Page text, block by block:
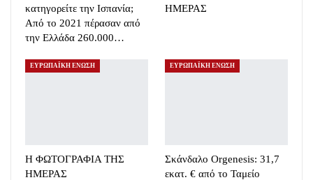
κατηγορείτε την Ισπανία;
Από το 2021 πέρασαν από
την Ελλάδα 260.000…
ΗΜΕΡΑΣ
ΕΥΡΩΠΑΪΚΗ ΕΝΩΣΗ
Η ΦΩΤΟΓΡΑΦΙΑ ΤΗΣ
ΗΜΕΡΑΣ
ΕΥΡΩΠΑΪΚΗ ΕΝΩΣΗ
Σκάνδαλο Orgenesis: 31,7
εκατ. € από το Ταμείο